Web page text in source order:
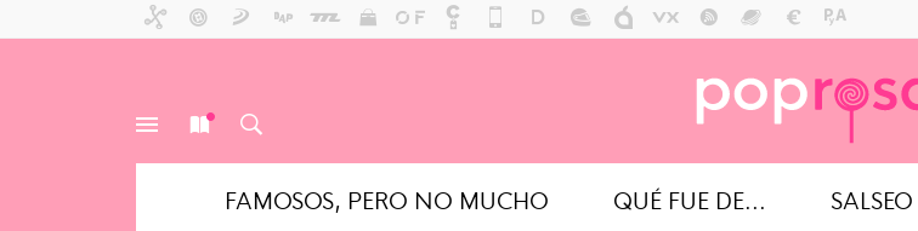
FAMOSOS, PERO NO MUCHO QUÉ FUE DE... SALSEO